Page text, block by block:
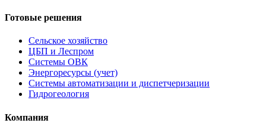
Готовые решения
Сельское хозяйство
ЦБП и Леспром
Системы ОВК
Энергоресурсы (учет)
Системы автоматизации и диспетчеризации
Гидрогеология
Компания